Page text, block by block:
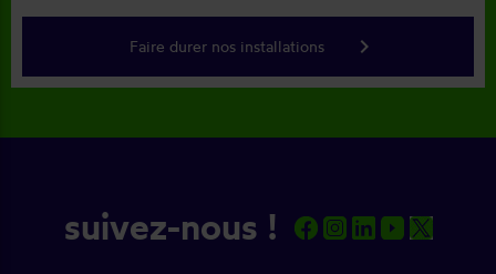
Faire durer nos installations keyboard_arrow_right
suivez-nous !